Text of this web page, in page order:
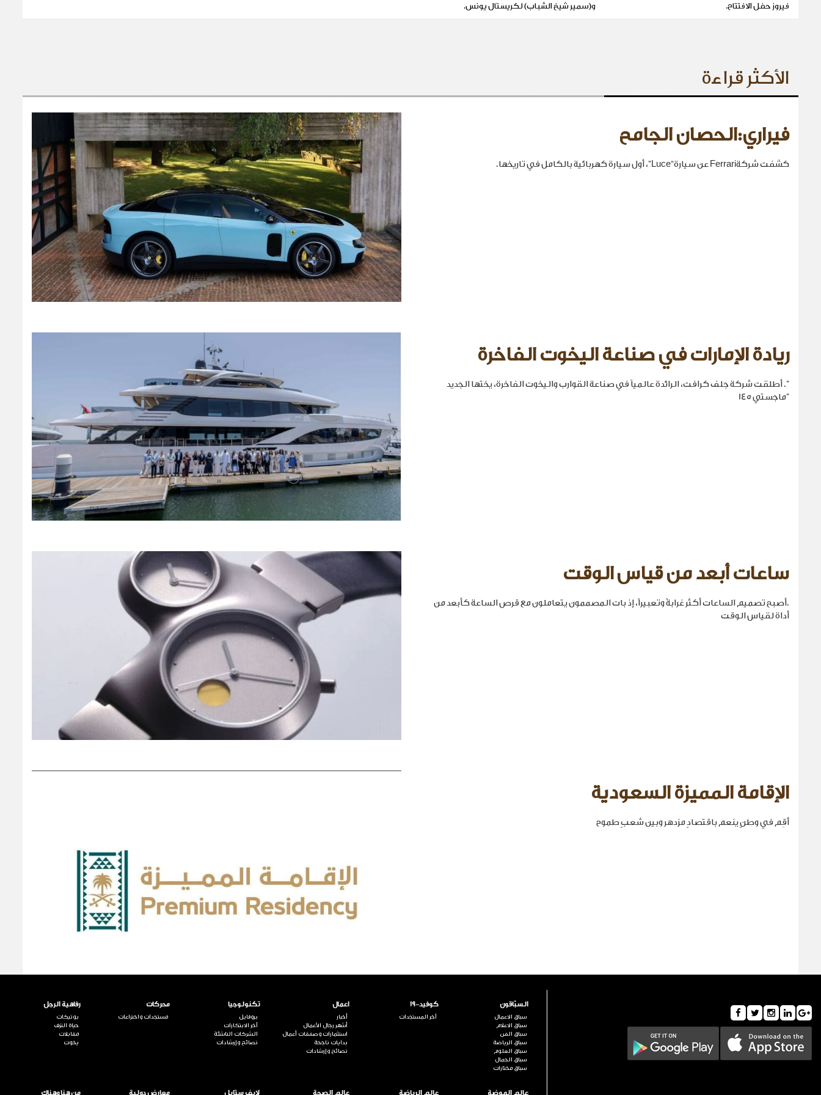
فيروز حفل الافتتاح.
و(سمير شيخ الشباب) لكريستال يونس.
الأكثر قراءة
فيراري:الحصان الجامح
كشفت شركةFerrari عن سيارة“Luce”، أول سيارة كهربائية بالكامل في تاريخها.
ريادة الإمارات في صناعة اليخوت الفاخرة
". أطلقت شركة جلف كرافت، الرائدة عالمياً في صناعة القوارب واليخوت الفاخرة، يختها الجديد
"ماجستي 145
ساعات أبعد من قياس الوقت
.أصبح تصميم الساعات أكثر غرابةً وتعبيراً، إذ بات المصممون يتعاملون مع قرص الساعة كأبعد من
أداة لقياس الوقت
الإقامة المميزة السعودية
أقِم في وطنٍ ينعم باقتصادٍ مزدهر وبين شعبٍ طموح
السبّاقون
سباق الاعمال
سباق الاعلام
سباق الفن
سباق الرياضة
سباق العلوم
سباق الجمال
سباق مختارات
كوفيد-19
آخر المستجدات
اعمال
أخبار
أشهر رجال الأعمال
استثمارات وصفقات أعمال
بدايات ناجحة
نصائح وإرشادات
تكنولوجيا
بروفايل
آخر الابتكارات
الشركات الناشئة
نصائح وإرشادات
محركات
مستجدات واختراعات
رفاهية الرجل
بوتيكات
حياة الترف
مقابلات
يخوت
عالم الموضة عالم الرياضة عالم الصحة لايف ستايل معارض دولية من هنا وهناك